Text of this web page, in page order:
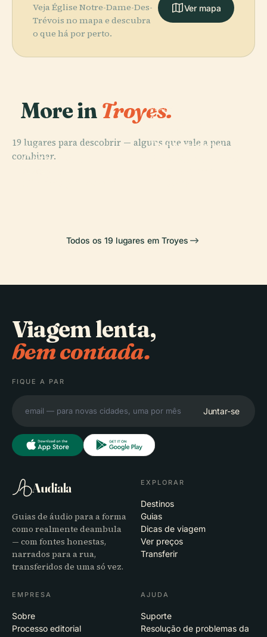
Veja Église Notre-Dame-Des-
Trévois no mapa e descubra
o que há por perto.
Ver mapa
More in Troyes.
19 lugares para descobrir — alguns que vale a pena
combinar.
PLACE
Catedral de
PLACE
PLACE
Templo da
Protestante
Todos os 19 lugares em Troyes
Viagem lenta,
bem contada.
FIQUE A PAR
Juntar-se
Audiala
Guias de áudio para a forma
como realmente deambula
— com fontes honestas,
narrados para a rua,
transferidos de uma só vez.
EXPLORAR
Destinos
Guias
Dicas de viagem
Ver preços
Transferir
EMPRESA
Sobre
Processo editorial
AJUDA
Suporte
Resolução de problemas da